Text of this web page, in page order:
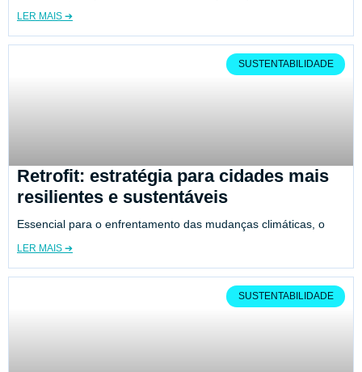
LER MAIS ➔
SUSTENTABILIDADE
Retrofit: estratégia para cidades mais
resilientes e sustentáveis
Essencial para o enfrentamento das mudanças climáticas, o
LER MAIS ➔
SUSTENTABILIDADE